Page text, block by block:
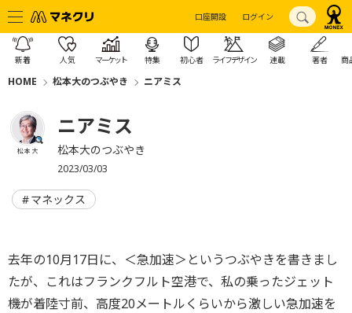
口座開設 ログイン
新着 人気 マーケット 特集 初心者 ライフデザイン 連載 著者 商
HOME 松本大のつぶやき ニアミス
松本 大
ニアミス
松本大のつぶやき
2023/03/03
マネックス
去年の10月17日に、＜急加速＞というつぶやきを書きまし
たが、これはフランクフルト空港で、私の乗ったジェット
機が着陸寸前、高度20メートルくらいから激しい急加速を